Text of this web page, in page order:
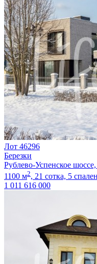
Лот 46296
Березки
Рублево-Успенское
1100 м2, 21 сотка, 5
1 011 616 000